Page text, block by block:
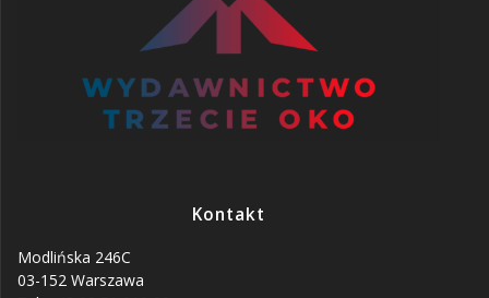
Kontakt
Modlińska 246C
03-152 Warszawa